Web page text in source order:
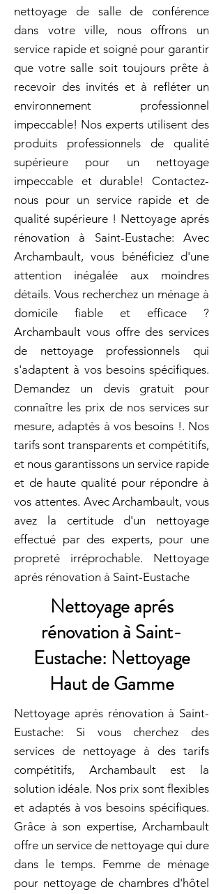
nettoyage de salle de conférence
dans votre ville, nous offrons un
service rapide et soigné pour garantir
que votre salle soit toujours prête à
recevoir des invités et à refléter un
environnement professionnel
impeccable! Nos experts utilisent des
produits professionnels de qualité
supérieure pour un nettoyage
impeccable et durable! Contactez-
nous pour un service rapide et de
qualité supérieure ! Nettoyage aprés
rénovation à Saint-Eustache: Avec
Archambault, vous bénéficiez d'une
attention inégalée aux moindres
détails. Vous recherchez un ménage à
domicile fiable et efficace ?
Archambault vous offre des services
de nettoyage professionnels qui
s'adaptent à vos besoins spécifiques.
Demandez un devis gratuit pour
connaître les prix de nos services sur
mesure, adaptés à vos besoins !. Nos
tarifs sont transparents et compétitifs,
et nous garantissons un service rapide
et de haute qualité pour répondre à
vos attentes. Avec Archambault, vous
avez la certitude d'un nettoyage
effectué par des experts, pour une
propreté irréprochable. Nettoyage
aprés rénovation à Saint-Eustache
Nettoyage aprés
rénovation à Saint-
Eustache: Nettoyage
Haut de Gamme
Nettoyage aprés rénovation à Saint-
Eustache: Si vous cherchez des
services de nettoyage à des tarifs
compétitifs, Archambault est la
solution idéale. Nos prix sont flexibles
et adaptés à vos besoins spécifiques.
Grâce à son expertise, Archambault
offre un service de nettoyage qui dure
dans le temps. Femme de ménage
pour nettoyage de chambres d'hôtel